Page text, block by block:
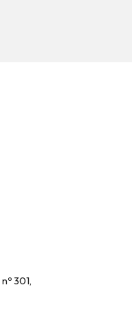
301,